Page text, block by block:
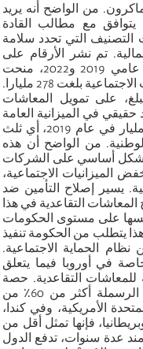
من الواضح أنه يريد
يتوافق مع مطالب القادة
التصنيف التي تحدد سلامة
تم نشر الأرقام على
نطاق واسع من قبل الفرق النقابية. بين عامي 2019 و2022، منحت
حكومات ماكرون إعفاءات من المساهمات الاجتماعية بلغت 278 مليارا.
من هذا المبلغ، على تمويل المعاشات
حقيقي في الميزانية العامة
في المساعدات العمومية للشركات، 157 مليار في عام 2019، أي ثلث
من الواضح أن هذه
بشكل أساسي على الشركات
الميزانيات الاجتماعية،
يسير إصلاح التأمين ضد
المعاشات التقاعدية في هذا
على مستوى الحكومات
وهذا يتطلب من الحكومة تنفيذ
الحماية الاجتماعية.
في أوروبا فيما يتعلق
للمعاشات التقاعدية. حصة
نظام الرسملة هامشية تماما. بينما تمثل الرسملة أكثر من 60٪ من
الأمريكية، وفي كندا،
فإنها تمثل أقل من
عدة سنوات، تدفع الدول